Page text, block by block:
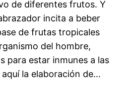
de diferentes frutos. Y
incita a beber
de frutas tropicales
del hombre,
para estar inmunes a las
la elaboración de…